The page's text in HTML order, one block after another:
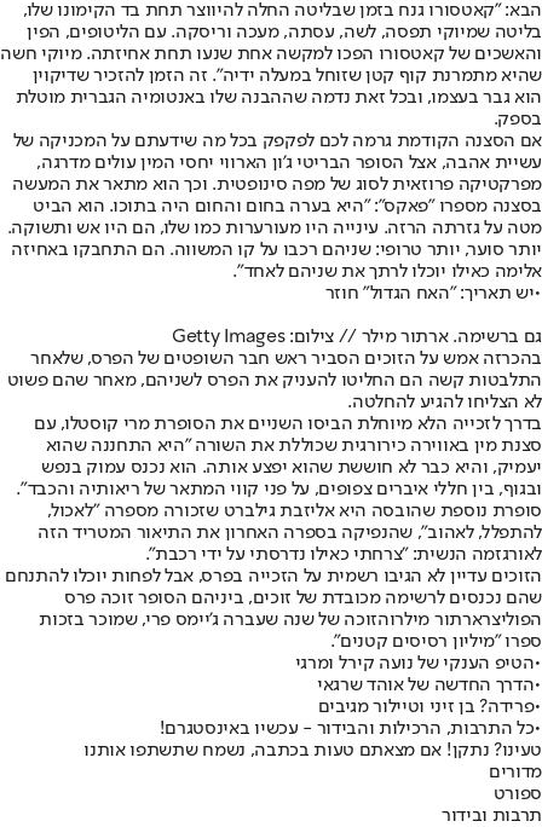
הבא: "קאטסורו גנח בזמן שבליטה החלה להיווצר תחת בד הקימונו שלו,
בליטה שמיוקי תפסה, לשה, עסתה, מעכה וריסקה. עם הליטופים, הפין
והאשכים של קאטסורו הפכו למקשה אחת שנעו תחת אחיזתה. מיוקי חשה
שהיא מתמרנת קוף קטן שזוחל במעלה ידיה". זה הזמן להזכיר שדיקוין
הוא גבר בעצמו, ובכל זאת נדמה שההבנה שלו באנטומיה הגברית מוטלת
בספק.
אם הסצנה הקודמת גרמה לכם לפקפק בכל מה שידעתם על המכניקה של
עשיית אהבה, אצל הסופר הבריטי ג'ון הארווי יחסי המין עולים מדרגה,
מפרקטיקה פרוזאית לסוג של מפה סינופטית. וכך הוא מתאר את המעשה
בסצנה מספרו "פאקס": "היא בערה בחום והחום היה בתוכו. הוא הביט
מטה על גזרתה הרזה. עינייה היו מעורערות כמו שלו, הם היו אש ותשוקה.
יותר סוער, יותר טרופי: שניהם רכבו על קו המשווה. הם התחבקו באחיזה
אלימה כאילו יוכלו לרתך את שניהם לאחד".
•יש תאריך: "האח הגדול" חוזר
גם ברשימה. ארתור מילר // צילום: Getty Images
בהכרזה אמש על הזוכים הסביר ראש חבר השופטים של הפרס, שלאחר
התלבטות קשה הם החליטו להעניק את הפרס לשניהם, מאחר שהם פשוט
לא הצליחו להגיע להחלטה.
בדרך לזכייה הלא מיוחלת הביסו השניים את הסופרת מרי קוסטלו, עם
סצנת מין באווירה כירורגית שכוללת את השורה "היא התחננה שהוא
יעמיק, והיא כבר לא חוששת שהוא יפצע אותה. הוא נכנס עמוק בנפש
ובגוף, בין חללי איברים צפופים, על פני קווי המתאר של ריאותיה והכבד".
סופרת נוספת שהובסה היא אליזבת גילברט שזכורה מספרה "לאכול,
להתפלל, לאהוב", שהנפיקה בספרה האחרון את התיאור המטריד הזה
לאורגזמה הנשית: "צרחתי כאילו נדרסתי על ידי רכבת".
הזוכים עדיין לא הגיבו רשמית על הזכייה בפרס, אבל לפחות יוכלו להתנחם
שהם נכנסים לרשימה מכובדת של זוכים, ביניהם הסופר זוכה פרס
הפוליצרארתור מילרוהזוכה של שנה שעברה ג'יימס פרי, שמוכר בזכות
ספרו "מיליון רסיסים קטנים".
•הטיפ הענקי של נועה קירל ומרגי
•הדרך החדשה של אוהד שרגאי
•פרידה? בן זיני וטיילור מגיבים
•כל התרבות, הרכילות והבידור - עכשיו באינסטגרם!
טעינו? נתקן! אם מצאתם טעות בכתבה, נשמח שתשתפו אותנו
מדורים
ספורט
תרבות ובידור